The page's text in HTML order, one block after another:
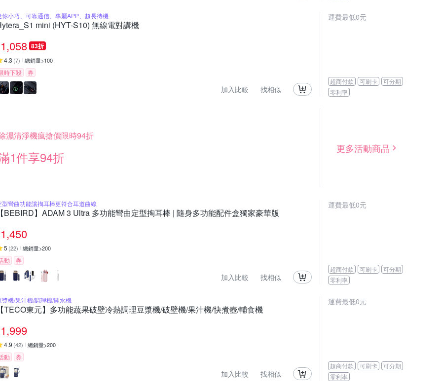
你小巧、可靠通信、專屬APP、超長待機
mini (HYT-S10) 無線電對講機
1,058 83折
4.3 (7) 總銷量>100
時下殺 券
加入比較 找相似
運費最低0元
超商付款 可刷卡
可分期
零利率
濕清淨機瘋搶價限時94折
1件享94折
更多活動商品
型彎曲功能讓掏耳棒更符合耳道曲線
BEBIRD】ADAM 3 Ultra 多功能彎曲定型掏耳棒 | 隨身多功能配件盒獨家豪華版
1,450
5 (22) 總銷量>200
動 券
加入比較 找相似
運費最低0元
超商付款 可刷卡
可分期
零利率
漿機/果汁機/調理機/開水機
TECO東元】多功能蔬果破壁冷熱調理豆漿機/破壁機/果汁機/快煮壺/輔食機
1,999
4.9 (42) 總銷量>200
動 券
加入比較 找相似
運費最低0元
超商付款 可刷卡
可分期
零利率